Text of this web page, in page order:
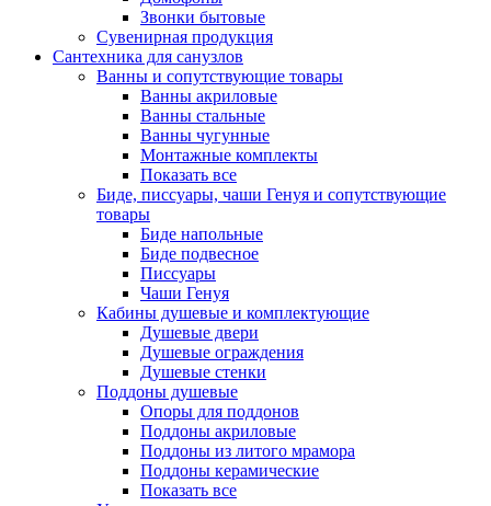
Звонки бытовые
Сувенирная продукция
Сантехника для санузлов
Ванны и сопутствующие товары
Ванны акриловые
Ванны стальные
Ванны чугунные
Монтажные комплекты
Показать все
Биде, писсуары, чаши Генуя и сопутствующие
товары
Биде напольные
Биде подвесное
Писсуары
Чаши Генуя
Кабины душевые и комплектующие
Душевые двери
Душевые ограждения
Душевые стенки
Поддоны душевые
Опоры для поддонов
Поддоны акриловые
Поддоны из литого мрамора
Поддоны керамические
Показать все